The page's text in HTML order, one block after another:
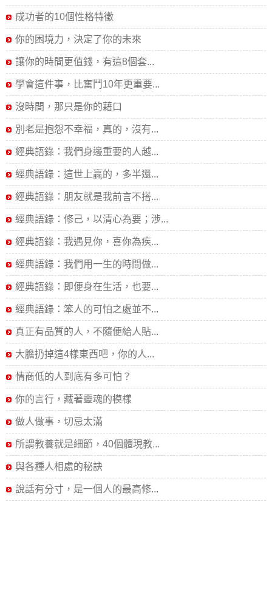
成功者的10個性格特徵
你的困境力，決定了你的未來
讓你的時間更值錢，有這8個套...
學會這件事，比奮鬥10年更重要...
沒時間，那只是你的藉口
別老是抱怨不幸福，真的，沒有...
經典語錄：我們身邊重要的人越...
經典語錄：這世上贏的，多半還...
經典語錄：朋友就是我前言不搭...
經典語錄：修己，以清心為要；涉...
經典語錄：我遇見你，喜你為疾...
經典語錄：我們用一生的時間做...
經典語錄：即便身在生活，也要...
經典語錄：笨人的可怕之處並不...
真正有品質的人，不隨便給人貼...
大膽扔掉這4樣東西吧，你的人...
情商低的人到底有多可怕？
你的言行，藏著靈魂的模樣
做人做事，切忌太滿
所謂教養就是細節，40個體現教...
與各種人相處的秘訣
說話有分寸，是一個人的最高修...